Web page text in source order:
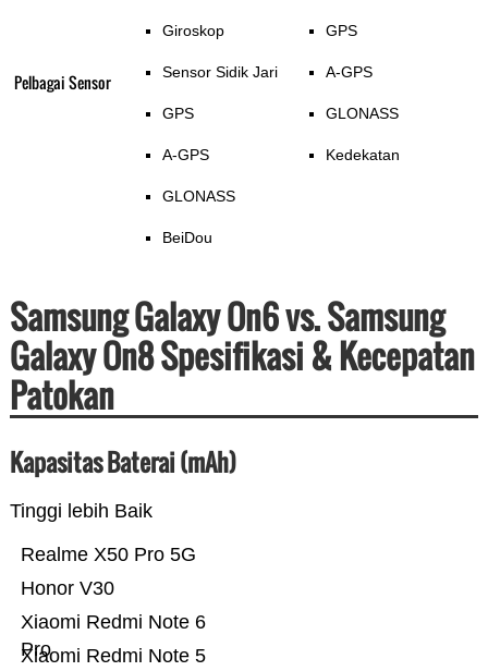
Pelbagai Sensor
Giroskop
Sensor Sidik Jari
GPS
A-GPS
GLONASS
BeiDou
GPS
A-GPS
GLONASS
Kedekatan
Samsung Galaxy On6 vs. Samsung
Galaxy On8 Spesifikasi & Kecepatan
Patokan
Kapasitas Baterai (mAh)
Tinggi lebih Baik
Xiaomi Redmi Note 5
Xiaomi Redmi Note 6
Pro
Honor V30
Realme X50 Pro 5G